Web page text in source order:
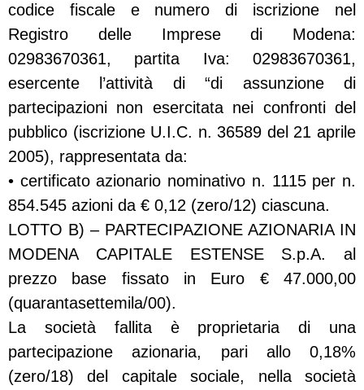
codice fiscale e numero di iscrizione nel
Registro delle Imprese di Modena:
02983670361, partita Iva: 02983670361,
esercente l’attività di “di assunzione di
partecipazioni non esercitata nei confronti del
pubblico (iscrizione U.I.C. n. 36589 del 21 aprile
2005), rappresentata da:
• certificato azionario nominativo n. 1115 per n.
854.545 azioni da € 0,12 (zero/12) ciascuna.
LOTTO B) – PARTECIPAZIONE AZIONARIA IN
MODENA CAPITALE ESTENSE S.p.A. al
prezzo base fissato in Euro € 47.000,00
(quarantasettemila/00).
La società fallita è proprietaria di una
partecipazione azionaria, pari allo 0,18%
(zero/18) del capitale sociale, nella società